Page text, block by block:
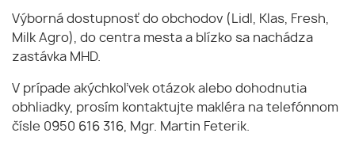
Výborná dostupnosť do obchodov (Lidl, Klas, Fresh,
Milk Agro), do centra mesta a blízko sa nachádza
zastávka MHD.
V prípade akýchkoľvek otázok alebo dohodnutia
obhliadky, prosím kontaktujte makléra na telefónnom
čísle 0950 616 316, Mgr. Martin Feterik.